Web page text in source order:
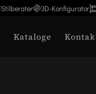
Stilberater 3D-Konfigurator
Kataloge